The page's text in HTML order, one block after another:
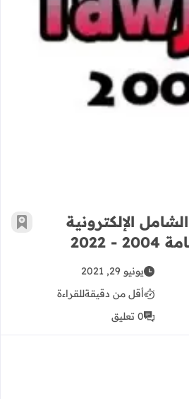
الإلكترونية
2022
أضف
يونيو 29, 2021
أقل من دقيقةللقراءة
0 تعليق